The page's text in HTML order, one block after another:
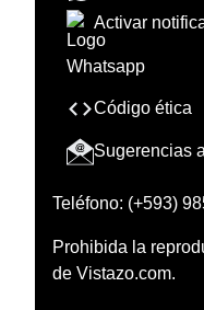
Activar
Código ética
Sugerencias
Teléfono: (+593)
Prohibida la
de Vistazo.com.